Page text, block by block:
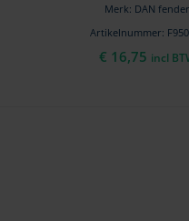
Merk: DAN fender
Artikelnummer:
€ 16,75 incl